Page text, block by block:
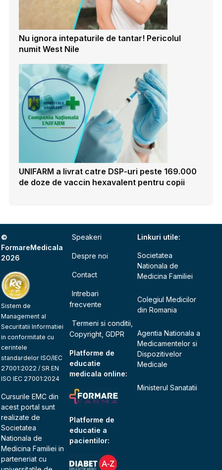
Nu ignora intepaturile de tantar! Pericolul
numit West Nile
UNIFARM a livrat catre DSP-uri peste 169.000
de doze de vaccin hexavalent pentru copii
©
FormareMedicala
2026
Sistem de
Management al
Securitatii Informatiei
in conformitate cu
cerintele
standardelor ISO/IEC
27001:2022 / SR EN
ISO IEC 27001:2024
Cursurile EMC din
acest portal sunt
realizate de
Societatea
Nationala de
Medicina Familiei in
parteneriat cu
Speakeri
Despre noi
Contact
Intrebari
frecvente
Termeni si conditii,
Copyright, GDPR
Platforme de
educatie
medicala online:
Platforme de
educatie a
pacientilor:
Linkuri utile:
Societatea
Nationala de
Medicina Familiei
Colegiul Medicilor
din Romania
Agentia Nationala a
Medicamentelor si
Dispozitivelor
Medicale
Ministerul Sanatatii